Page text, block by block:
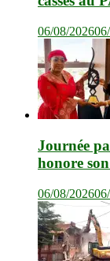
06/08/2026
Journée
honore
06/08/2026